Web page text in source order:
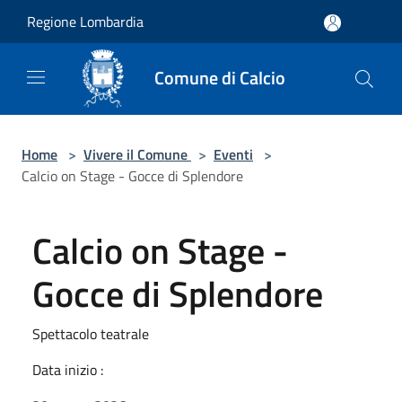
Regione Lombardia
Comune di Calcio
Home > Vivere il Comune > Eventi >
Calcio on Stage - Gocce di Splendore
Calcio on Stage -
Gocce di Splendore
Spettacolo teatrale
Data inizio :